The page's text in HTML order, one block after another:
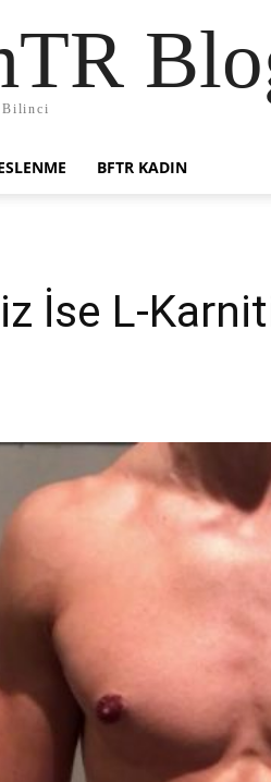
Bilinci
BFTR KADIN
İse L-